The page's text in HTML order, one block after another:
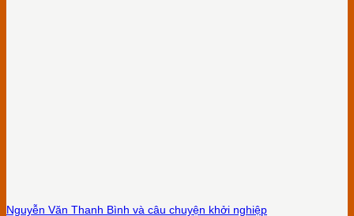
Nguyễn Văn Thanh Bình và câu chuyện khởi nghiệp